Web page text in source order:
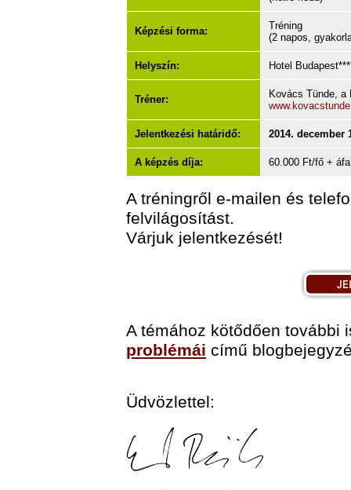
Képzési forma:
Tréning
(2 napos,
Helyszín: Hotel
Tréner:
Kovács Tünde,
Jelentkezési határidő: 2014. december
A képzés díja: 60.000 Ft/fő + áfa
A tréningről e-mailen és
felvilágosítást.
Várjuk jelentkezését!
A témához kötődően további
problémái című
Üdvözlettel: